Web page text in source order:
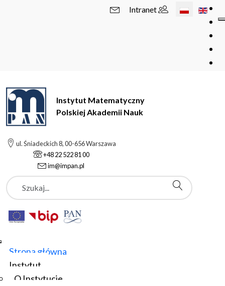
Wybierz swój
Intranet
Instytut Matematyczny
Polskiej Akademii Nauk
ul. Śniadeckich 8, 00-656 Warszawa
+48 22 522 81 00
im@impan.pl
Szukaj
Strona główna
Instytut
O Instytucie